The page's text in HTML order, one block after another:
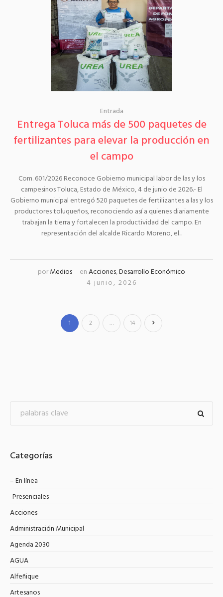
Entrada
Entrega Toluca más de 500 paquetes de
fertilizantes para elevar la producción en
el campo
Com. 601/2026 Reconoce Gobierno municipal labor de las y los
campesinos Toluca, Estado de México, 4 de junio de 2026.- El
Gobierno municipal entregó 520 paquetes de fertilizantes a las y los
productores toluqueños, reconociendo así a quienes diariamente
trabajan la tierra y fortalecen la productividad del campo. En
representación del alcalde Ricardo Moreno, el...
porMedios enAcciones,Desarrollo Económico
4 junio, 2026
1 2 … 14
Categorías
– En línea
-Presenciales
Acciones
Administración Municipal
Agenda 2030
AGUA
Alfeñique
Artesanos